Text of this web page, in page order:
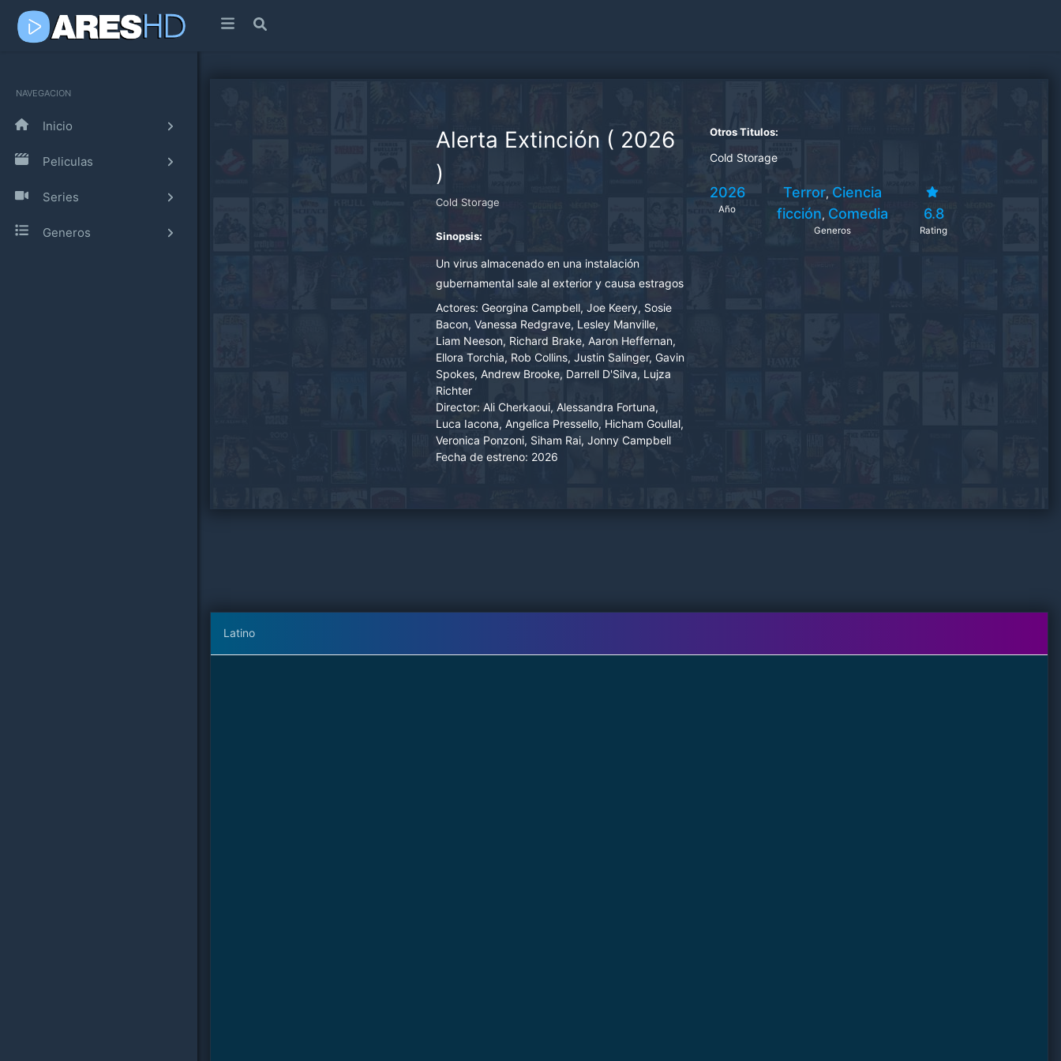
NAVEGACION
Inicio
Peliculas
Series
Generos
Alerta Extinción ( 2026
)
Cold Storage
Sinopsis:
Un virus almacenado en una instalación
gubernamental sale al exterior y causa estragos
en el mundo.
Actores: Georgina Campbell, Joe Keery, Sosie
Bacon, Vanessa Redgrave, Lesley Manville,
Liam Neeson, Richard Brake, Aaron Heffernan,
Ellora Torchia, Rob Collins, Justin Salinger, Gavin
Spokes, Andrew Brooke, Darrell D'Silva, Lujza
Richter
Director: Ali Cherkaoui, Alessandra Fortuna,
Luca Iacona, Angelica Pressello, Hicham Goullal,
Veronica Ponzoni, Siham Rai, Jonny Campbell
Fecha de estreno: 2026
Otros Titulos:
Cold Storage
2026
Año
Terror, Ciencia
ficción, Comedia
Generos
6.8
Rating
Latino